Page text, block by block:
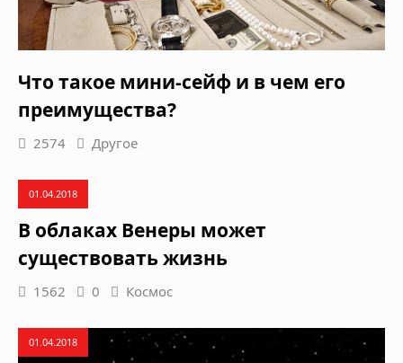
Что такое мини-сейф и в чем его
преимущества?
2574 Другое
01.04.2018
В облаках Венеры может
существовать жизнь
1562 0 Космос
01.04.2018